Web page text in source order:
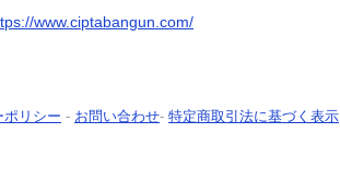
www.ciptabangun.com/
ポリシー - お問い合わせ- 特定商取引法に基づく表示